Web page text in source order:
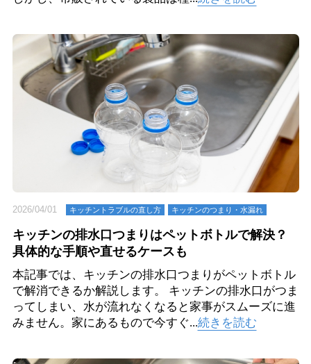
2026/04/01 キッチントラブルの直し方 キッチンのつまり・⽔漏れ
キッチンの排水口つまりはペットボトルで解決？
具体的な手順や直せるケースも
本記事では、キッチンの排水口つまりがペットボトル
で解消できるか解説します。 キッチンの排水口がつま
ってしまい、水が流れなくなると家事がスムーズに進
みません。家にあるもので今すぐ...続きを読む